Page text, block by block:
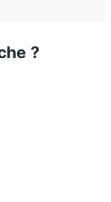
?